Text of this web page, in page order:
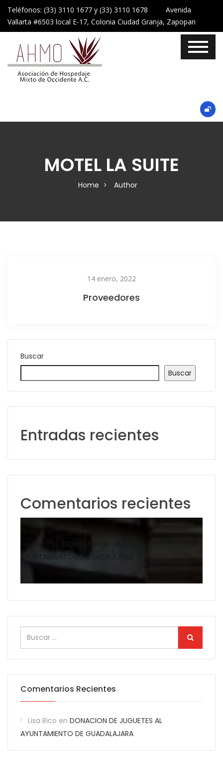
Teléfonos: (33) 3110 1677 y (33) 3110 1678 Avenida
Vallarta #6503 local E-17, Colonia Ciudad Granja, Zapopan
MOTEL LA SUITE
Home Author
14 enero, 2022
Proveedores
Buscar
Buscar
Entradas recientes
Comentarios recientes
DONACION DE JUGUETES AL
AYUNTAMIENTO DE GUADALAJARA
Comentarios Recientes
Lisa Rico en DONACION DE JUGUETES AL
AYUNTAMIENTO DE GUADALAJARA